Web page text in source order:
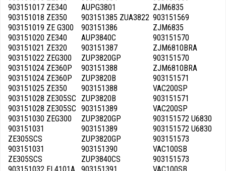
903151017 ZE340
903151018 ZE350
903151019 ZE G300
903151020 ZE340
903151021 ZE320
903151022 ZEG300
903151024 ZE360P
903151024 ZE360P
903151025 ZE350
903151028 ZE305SC
903151028 ZE305SC
903151030 ZEG300
903151031
ZE305SCS
903151031
ZE305SCS
AUPG3801
903151385 ZUA3822
903151386
AUP3840C
903151387
ZUP3820GP
903151388
ZUP3820B
903151388
ZUP3820B
903151389
ZUP3820GP
903151389
ZUP3820GP
903151390
ZUP3840CS
ZJM6835
903151569
ZJM6835
903151570
ZJM6810BRA
903151570
ZJM6810BRA
903151571
VAC200SP
903151571
VAC200SP
903151572 U6830
903151572 U6830
903151573
VAC100SB
903151573